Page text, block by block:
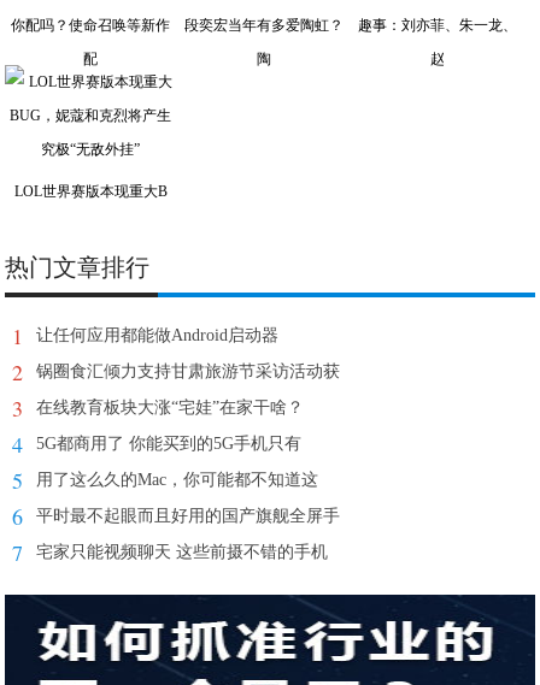
你配吗？使命召唤等新作
配
段奕宏当年有多爱陶虹？
陶
趣事：刘亦菲、朱一龙、
赵
LOL世界赛版本现重大B
热门文章排行
1 让任何应用都能做Android启动器
2 锅圈食汇倾力支持甘肃旅游节采访活动获
3 在线教育板块大涨“宅娃”在家干啥？
4 5G都商用了 你能买到的5G手机只有
5 用了这么久的Mac，你可能都不知道这
6 平时最不起眼而且好用的国产旗舰全屏手
7 宅家只能视频聊天 这些前摄不错的手机